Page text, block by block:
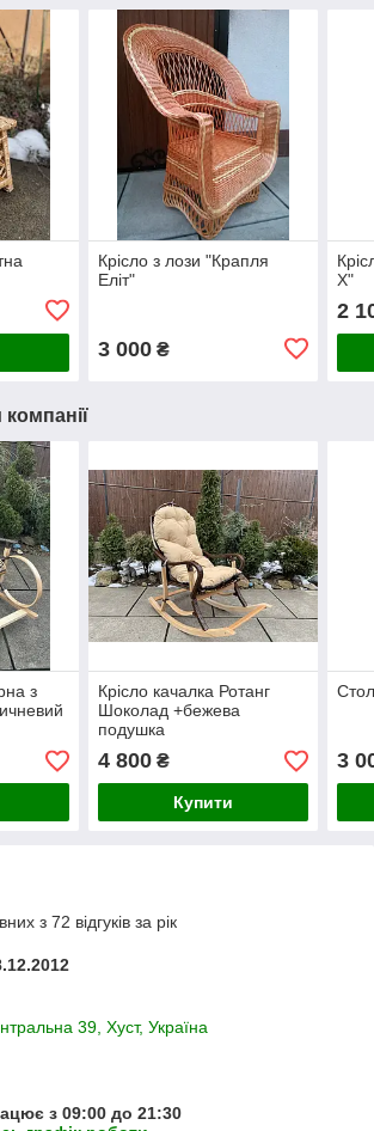
Крісло з лози "Крапля
Еліт"
3 000₴
Х"
2
компанії
з
Крісло качалка Ротанг
Шоколад +бежева
подушка
4 800₴
Купити
3
з 72 відгуків за рік
39, Хуст, Україна
з 09:00 до 21:30